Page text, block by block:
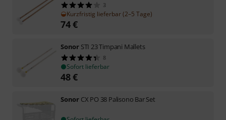
3
Kurzfristig lieferbar (2–5 Tage)
74€
Sonor STI 23 Timpani Mallets
8
Sofort lieferbar
48€
Sonor CX PO 38 Palisono Bar Set